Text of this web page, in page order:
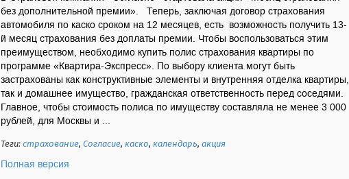
без дополнительной премии». Теперь, заключая договор страхования
автомобиля по каско сроком на 12 месяцев, есть возможность получить 13-
й месяц страхования без доплаты премии. Чтобы воспользоваться этим
преимуществом, необходимо купить полис страхования квартиры по
программе «Квартира-Экспресс». По выбору клиента могут быть
застрахованы как конструктивные элементы и внутренняя отделка квартиры,
так и домашнее имущество, гражданская ответственность перед соседями.
Главное, чтобы стоимость полиса по имуществу составляла не менее 3 000
рублей, для Москвы и ...
Теги:страхование,Согласие,каско,календарь,акция
Полная версия